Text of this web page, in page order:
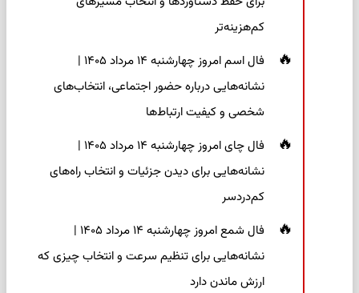
کم‌هزینه‌تر
فال اسم امروز چهارشنبه ۱۴ مرداد ۱۴۰۵ |
نشانه‌هایی درباره حضور اجتماعی، انتخاب‌های
شخصی و کیفیت ارتباط‌ها
فال چای امروز چهارشنبه ۱۴ مرداد ۱۴۰۵ |
نشانه‌هایی برای دیدن جزئیات و انتخاب راه‌های
کم‌دردسر
فال شمع امروز چهارشنبه ۱۴ مرداد ۱۴۰۵ |
نشانه‌هایی برای تنظیم سرعت و انتخاب چیزی که
ارزش ماندن دارد